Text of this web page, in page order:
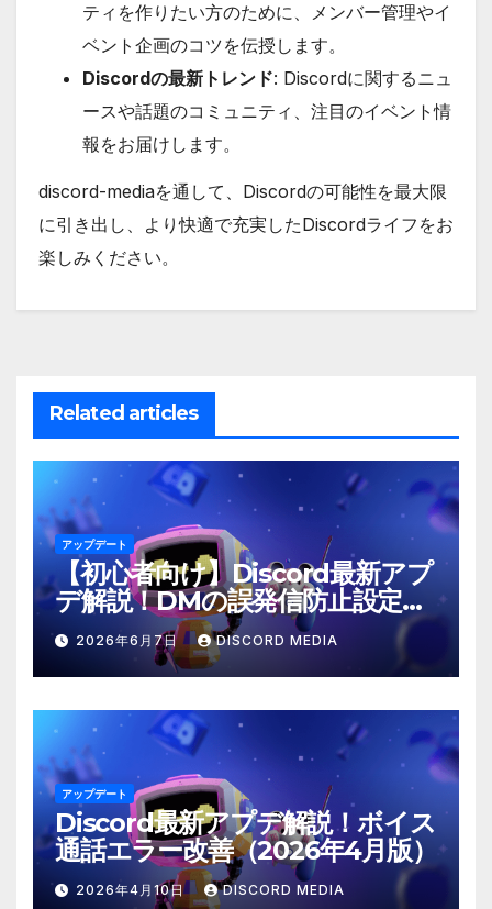
ティを作りたい方のために、メンバー管理やイ
ベント企画のコツを伝授します。
Discordの最新トレンド: Discordに関するニュ
ースや話題のコミュニティ、注目のイベント情
報をお届けします。
discord-mediaを通して、Discordの可能性を最大限
に引き出し、より快適で充実したDiscordライフをお
楽しみください。
Related articles
アップデート
【初心者向け】Discord最新アプ
デ解説！DMの誤発信防止設定と
は？
2026年6月7日 DISCORD MEDIA
アップデート
Discord最新アプデ解説！ボイス
通話エラー改善（2026年4月版）
2026年4月10日 DISCORD MEDIA